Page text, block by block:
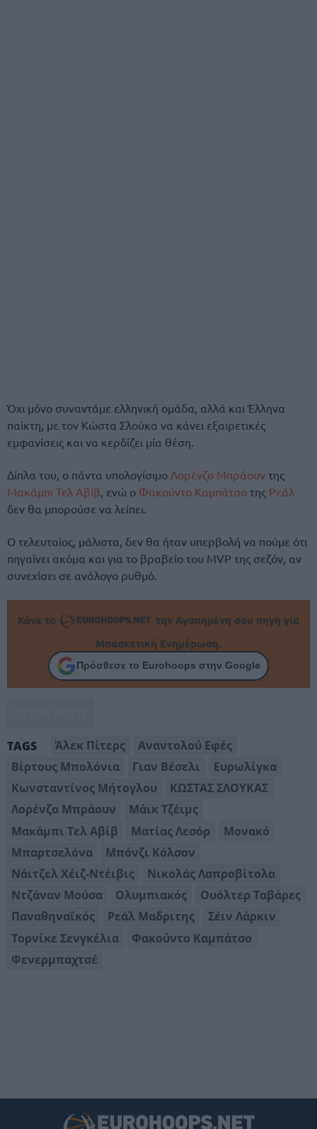
Όχι μόνο συναντάμε ελληνική ομάδα, αλλά και Έλληνα
παίκτη, με τον Κώστα Σλούκα να κάνει εξαιρετικές
εμφανίσεις και να κερδίζει μία θέση.
Δίπλα του, ο πάντα υπολογίσιμο Λορένζο Μπράουν της
Μακάμπι Τελ Αβίβ, ενώ ο Φακούντο Καμπάτσο της Ρεάλ
δεν θα μπορούσε να λείπει.
Ο τελευταίος, μάλιστα, δεν θα ήταν υπερβολή να πούμε ότι
πηγαίνει ακόμα και για το βραβείο του MVP της σεζόν, αν
συνεχίσει σε ανάλογο ρυθμό.
Κάνε το
την Αγαπημένη σου πηγή για
Μπασκετική Ενημέρωση.
Πρόσθεσε το Eurohoops στην Google
TAGS Άλεκ Πίτερς
Αναντολού Εφές
Βίρτους Μπολόνια
Γιαν Βέσελι
Ευρωλίγκα
Κωνσταντίνος Μήτογλου
ΚΩΣΤΑΣ ΣΛΟΥΚΑΣ
Λορένζο Μπράουν
Μάικ Τζέιμς
Μακάμπι Τελ Αβίβ
Ματίας Λεσόρ
Μονακό
Μπαρτσελόνα
Μπόνζι Κόλσον
Νάιτζελ Χέιζ-Ντέιβις
Νικολάς Λαπροβίτολα
Ντζάναν Μούσα
Ολυμπιακός
Ουόλτερ Ταβάρες
Παναθηναΐκός
Ρεάλ Μαδριτης
Σέιν Λάρκιν
Τορνίκε Σενγκέλια
Φακούντο Καμπάτσο
Φενερμπαχτσέ